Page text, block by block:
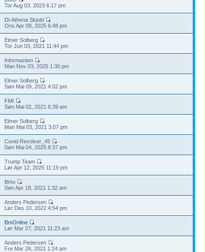
Tor Aug 03, 2023 6:17 pm
Di-Athena Skjold
Ons Apr 09, 2025 6:48 pm
Elmer Solberg
Tor Jun 03, 2021 11:44 pm
Informanten
Man Nov 03, 2025 1:30 pm
Elmer Solberg
Søn Mai 09, 2021 4:02 pm
FMI
Søn Mai 02, 2021 6:39 am
Elmer Solberg
Man Mai 03, 2021 3:07 pm
Covid Revolver_45
Søn Mai 04, 2025 8:37 pm
Trump Team
Lør Apr 12, 2025 11:19 pm
Bmo
Søn Apr 18, 2021 1:32 am
Anders Pedersen
Lør Des 10, 2022 4:54 pm
BmOnline
Lør Mar 27, 2021 11:23 am
Anders Pedersen
Fre Mar 26, 2021 1:24 am